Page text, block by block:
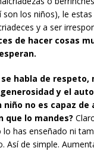
son los niños), le
y a ser
de hacer cosas
habla de respeto,
y el
niño no es capaz
que lo mandes?
lo has enseñado ni
Así de simple.